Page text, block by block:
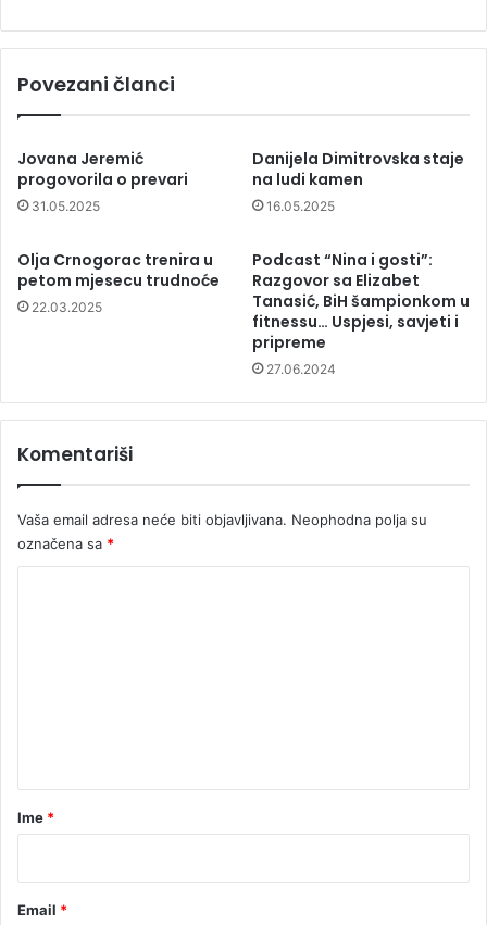
Povezani članci
Jovana Jeremić
progovorila o prevari
31.05.2025
Danijela Dimitrovska staje
na ludi kamen
16.05.2025
Olja Crnogorac trenira u
petom mjesecu trudnoće
22.03.2025
Podcast “Nina i gosti”:
Razgovor sa Elizabet
Tanasić, BiH šampionkom u
fitnessu… Uspjesi, savjeti i
pripreme
27.06.2024
Komentariši
Vaša email adresa neće biti objavljivana. Neophodna polja su
označena sa *
r
Ime *
Email *